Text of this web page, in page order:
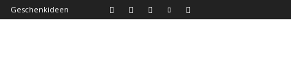
Geschenkideen